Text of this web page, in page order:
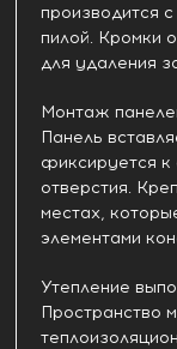
производится
пилой. Кромки
для удаления
Монтаж
Панель
фиксируется к
отверстия.
местах,
элементами
Утепление
Пространство